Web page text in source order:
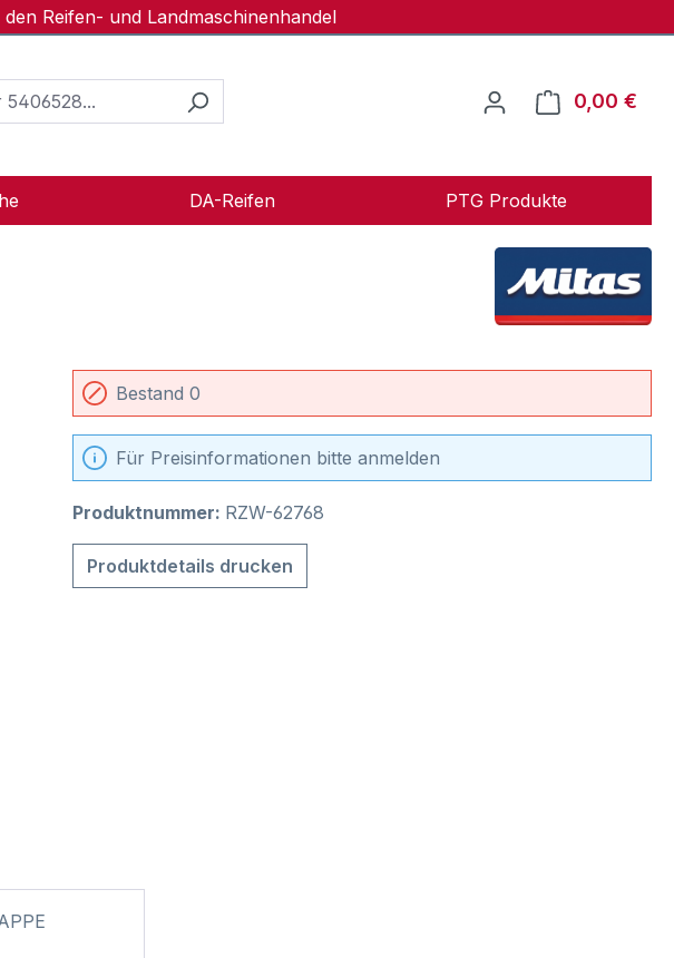
Reifen- und Landmaschinenhandel
0,00 €
DA-Reifen PTG Produkte
Bestand 0
Für Preisinformationen bitte anmelden
Produktnummer: RZW-62768
Produktdetails drucken